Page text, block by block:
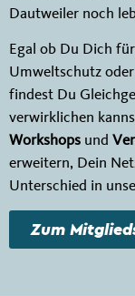
Dautweiler noch
Egal ob Du Dich
Umweltschutz
findest Du
verwirklichen
Workshops und
erweitern, Dein
Unterschied in
Zum